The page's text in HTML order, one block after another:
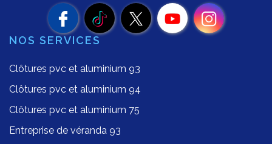
NOS SERVICES
Clôtures pvc et aluminium 93
Clôtures pvc et aluminium 94
Clôtures pvc et aluminium 75
Entreprise de véranda 93